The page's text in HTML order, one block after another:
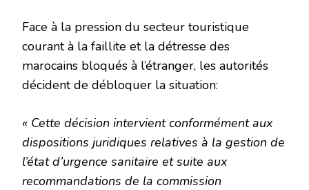
Face à la pression du secteur touristique
courant à la faillite et la détresse des
marocains bloqués à l’étranger, les autorités
décident de débloquer la situation:
« Cette décision intervient conformément aux
dispositions juridiques relatives à la gestion de
l’état d’urgence sanitaire et suite aux
recommandations de la commission